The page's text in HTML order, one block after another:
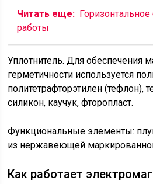
Читать еще:
работы
Уплотнитель. Для обеспечения
герметичности используется
политетрафторэтилен (тефлон),
силикон, каучук, фторопласт.
Функциональные элементы:
из нержавеющей
Как работает